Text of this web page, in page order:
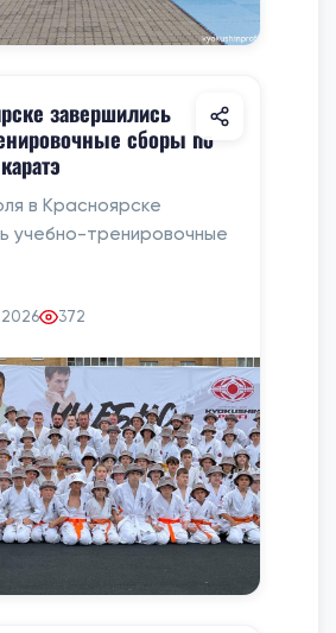
завершились
сборы по
в Красноярске
учебно-тренировочные
372